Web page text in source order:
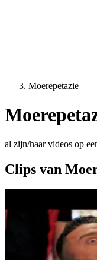
Moerepetazie
al zijn/haar videos op
Clips van